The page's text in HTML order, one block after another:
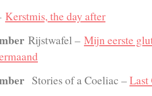
Kerstmis, the day after
Rijstwafel – Mijn eerste
Stories of a Coeliac –Last